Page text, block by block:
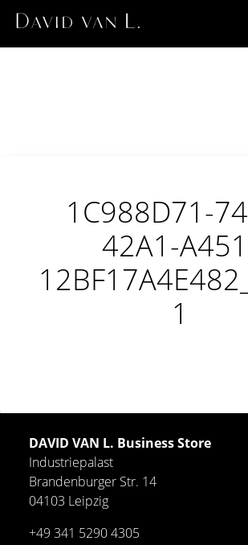
1C988D71-
42A1-
1
DAVID VAN L. Business Store
Industriepalast
Brandenburger Str. 14
04103 Leipzig
+49 341 5290 4305